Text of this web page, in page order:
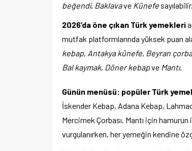
beğendi, Baklavave Künefe sayılabilir.
2026’da öne çıkan Türk yemekleri
mutfak platformlarında yüksek puan
kebap, Antakya künefe, Beyran
Bal kaymak, Döner kebapve Mantı.
Günün menüsü: popüler Türk
İskender Kebap, Adana Kebap,
Mercimek Çorbası. Mantı için
vurgulanırken, her yemeğin kendine